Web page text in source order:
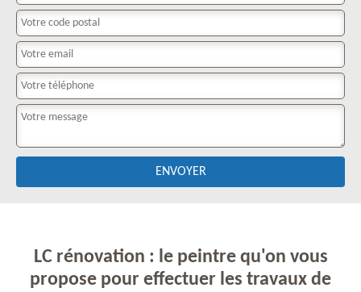
LC rénovation : le peintre qu'on vous
propose pour effectuer les travaux de